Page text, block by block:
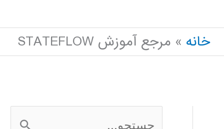
خانه
مرجع آموزش STATEFLOW